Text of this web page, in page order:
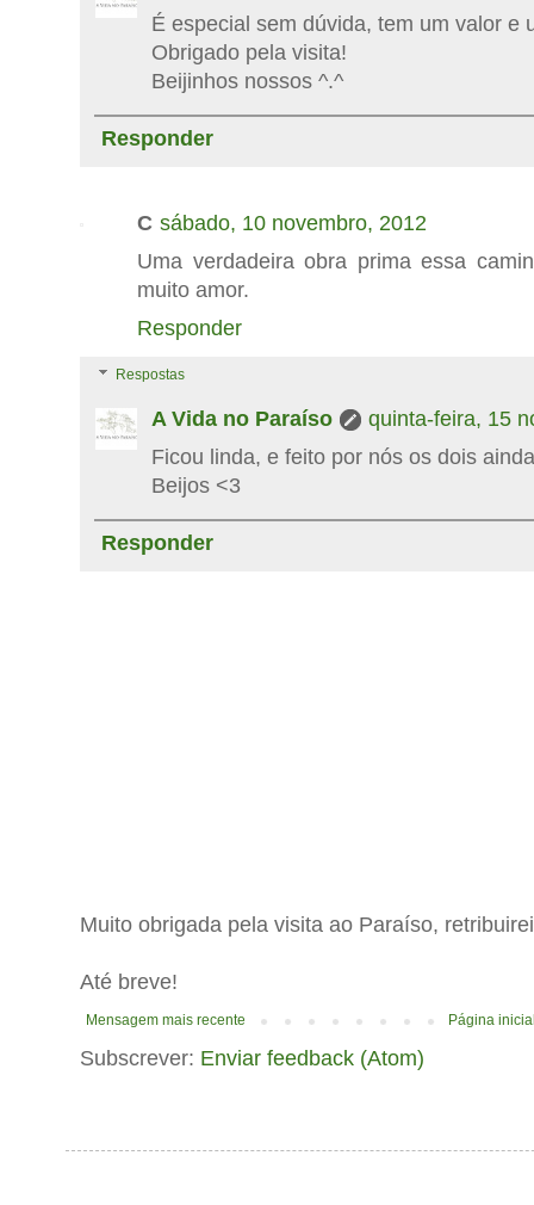
É especial sem dúvida, tem um valor e
Obrigado pela visita!
Beijinhos nossos ^.^
Responder
C sábado, 10 novembro, 2012
Uma verdadeira obra prima essa
muito amor.
Responder
Respostas
A Vida no Paraíso
quinta-feira, 15
Ficou linda, e feito por nós os dois
Beijos <3
Responder
Muito obrigada pela visita ao Paraíso,
Até breve!
Mensagem mais recente Página
Subscrever: Enviar feedback (Atom)